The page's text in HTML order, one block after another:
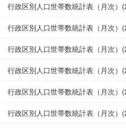
行政区別人口世帯数統計表（月次）
行政区別人口世帯数統計表（月次）
行政区別人口世帯数統計表（月次）
行政区別人口世帯数統計表（月次）
行政区別人口世帯数統計表（月次）
行政区別人口世帯数統計表（月次）